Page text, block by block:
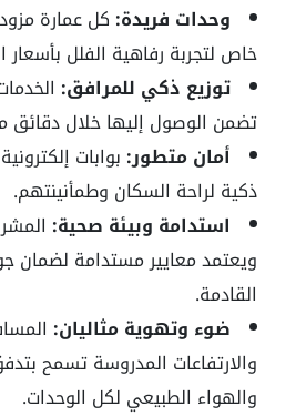
وحدات فريدة: كل عمارة
خاص لتجربة رفاهية الفلل
توزيع ذكي للمرافق:
تضمن الوصول إليها خلال
أمان متطور: بوابات
ذكية لراحة السكان وطمأنينتهم.
استدامة وبيئة صحية:
ويعتمد معايير مستدامة لضمان
القادمة.
ضوء وتهوية مثاليان:
والارتفاعات المدروسة تسمح
والهواء الطبيعي لكل الوحدات.